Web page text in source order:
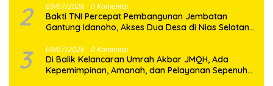
2 09/07/2026 0 Komentar
Bakti TNI Percepat Pembangunan Jembatan
Gantung Idanoho, Akses Dua Desa di Nias Selatan
3 09/07/2026 0 Komentar
Di Balik Kelancaran Umrah Akbar JMQH, Ada
Kepemimpinan, Amanah, dan Pelayanan Sepenuh